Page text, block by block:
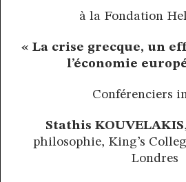
à la Fondation
« La crise grecque, un
l’économie
Conférenciers
Stathis KOUVELAKIS
philosophie, King’s
Londres